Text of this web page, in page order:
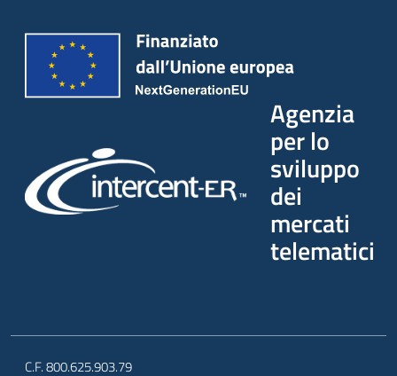
Agenzia
per lo
sviluppo
dei
mercati
telematici
C.F. 800.625.903.79